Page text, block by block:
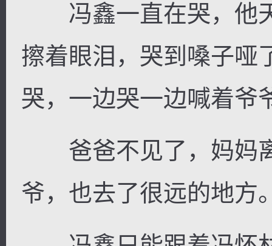
冯鑫一直在哭，他
擦着眼泪，哭到嗓子哑
哭，一边哭一边喊着爷
爸爸不见了，妈妈
爷，也去了很远的地方